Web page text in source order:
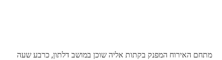
מתחם האירוח המפנק בקתות אליה שוכן במושב דלתון, כרבע שעה